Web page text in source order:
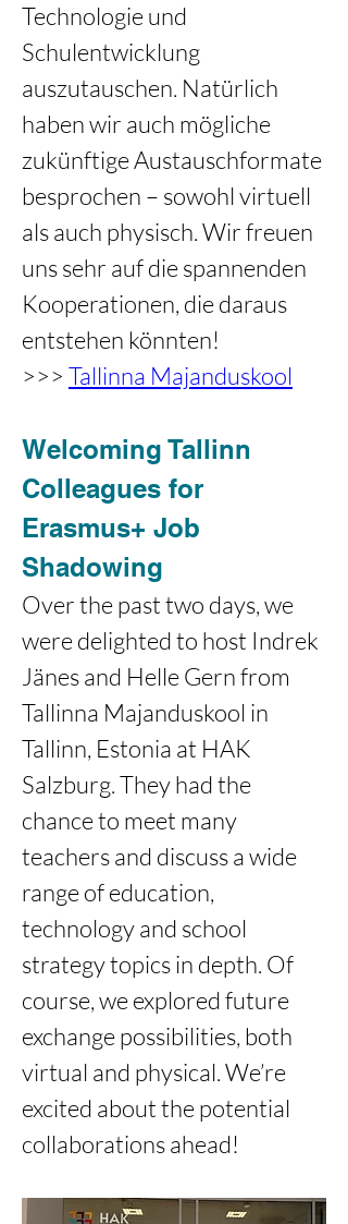
Technologie und
Schulentwicklung
auszutauschen. Natürlich
haben wir auch mögliche
zukünftige Austauschformate
besprochen – sowohl virtuell
als auch physisch. Wir freuen
uns sehr auf die spannenden
Kooperationen, die daraus
entstehen könnten!
>>> Tallinna Majanduskool
Welcoming Tallinn
Colleagues for
Erasmus+ Job
Shadowing
Over the past two days, we
were delighted to host Indrek
Jänes and Helle Gern from
Tallinna Majanduskool in
Tallinn, Estonia at HAK
Salzburg. They had the
chance to meet many
teachers and discuss a wide
range of education,
technology and school
strategy topics in depth. Of
course, we explored future
exchange possibilities, both
virtual and physical. We’re
excited about the potential
collaborations ahead!